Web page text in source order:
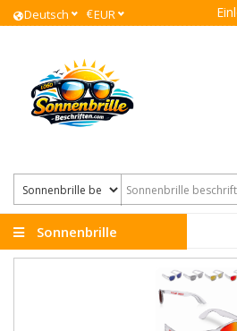
Deutsch €EUR
Sonnenbrille